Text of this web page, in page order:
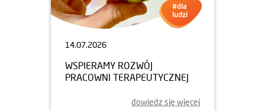
14.07.2026
WSPIERAMY ROZWÓJ
PRACOWNI TERAPEUTYCZNEJ
dowiedz się więcej